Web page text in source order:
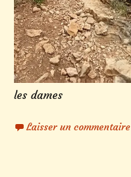
les dames
Laisser un commentaire